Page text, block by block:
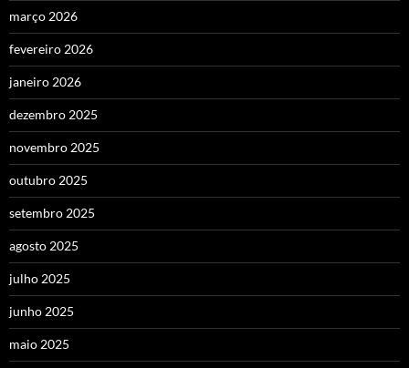
março 2026
fevereiro 2026
janeiro 2026
dezembro 2025
novembro 2025
outubro 2025
setembro 2025
agosto 2025
julho 2025
junho 2025
maio 2025